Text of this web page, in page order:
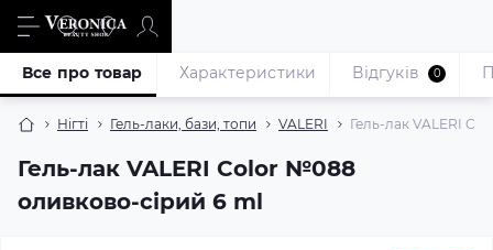
Нігті Гель-лаки, бази, топи VALERI Гель-лак VALERI
Гель-лак VALERI Color №088
оливково-сірий 6 ml
Все про товар Характеристики Відгуків 0